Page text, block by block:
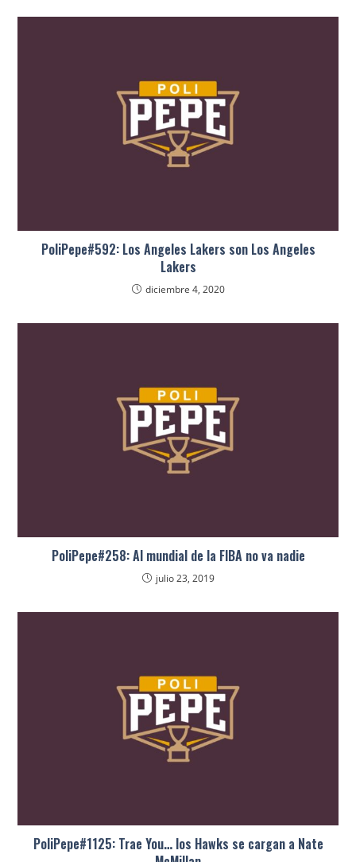
PoliPepe#592: Los Angeles Lakers son Los Angeles
Lakers
diciembre 4, 2020
PoliPepe#258: Al mundial de la FIBA no va nadie
julio 23, 2019
PoliPepe#1125: Trae You… los Hawks se cargan a Nate